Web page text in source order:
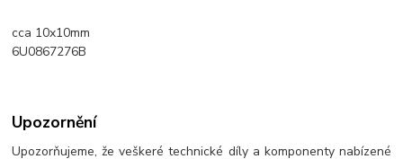
cca 10x10mm
6U0867276B
Upozornění
Upozorňujeme, že veškeré technické díly a komponenty nabízené